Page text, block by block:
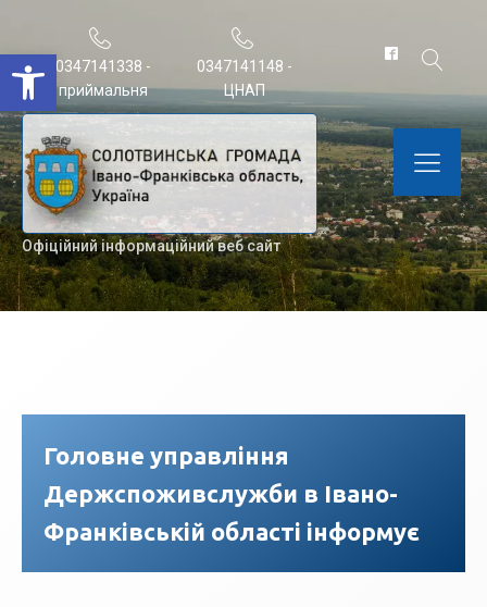
Відкрити Панель інструментів
0347141338 -
приймальня
0347141148 -
ЦНАП
Офіційний інформаційний веб сайт
Головне управління
Держспоживслужби в Івано-
Франківській області інформує